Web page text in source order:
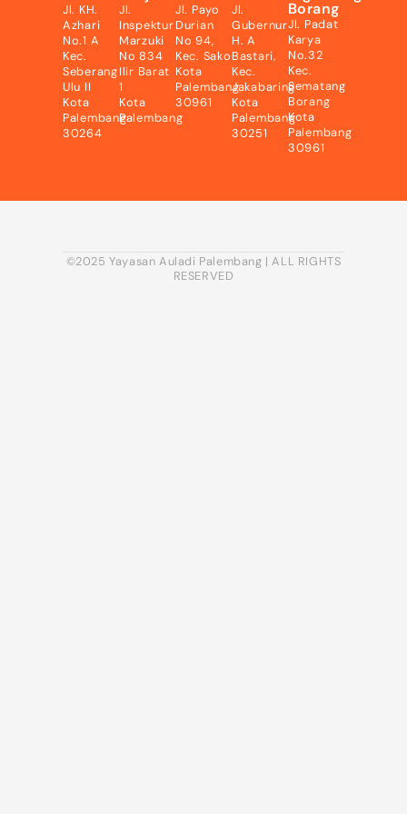
Jl. KH.
Azhari
No.1 A
Kec.
Seberang
Ulu II
Kota
Palembang
30264
Jl.
Inspektur
Marzuki
No 834
Ilir Barat
1
Kota
Palembang
Jl. Payo
Durian
No 94,
Kec. Sako
Kota
Palembang
30961
Jl.
Gubernur
H. A
Bastari,
Kec.
Jakabaring
Kota
Palembang
30251
Borang
Jl. Padat
Karya
No.32
Kec.
Sematang
Borang
Kota
Palembang
30961
©2025 Yayasan Auladi Palembang | ALL RIGHTS
RESERVED